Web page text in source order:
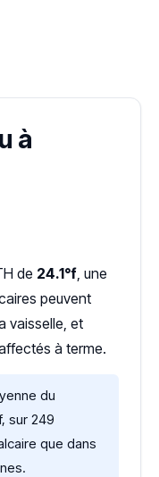
à
de 24.1°f, une
peuvent
vaisselle, et
à terme.
du
sur 249
que dans